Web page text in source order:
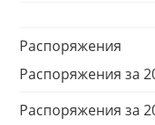
Распоряжения
Распоряжения за
Распоряжения за